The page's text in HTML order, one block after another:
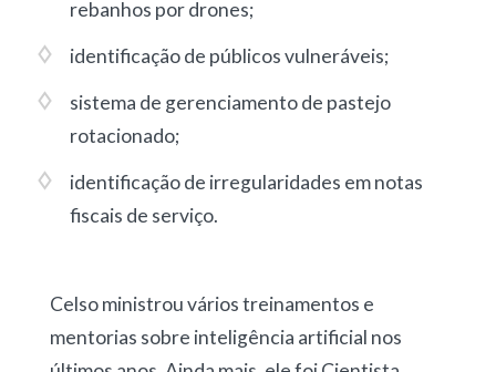
rebanhos por drones;
identificação de públicos vulneráveis;
sistema de gerenciamento de pastejo
rotacionado;
identificação de irregularidades em notas
fiscais de serviço.
Celso ministrou vários treinamentos e
mentorias sobre inteligência artificial nos